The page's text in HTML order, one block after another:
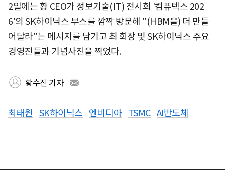
2일에는 황 CEO가 정보기술(IT) 전시회 '컴퓨텍스 202
6'의 SK하이닉스 부스를 깜짝 방문해 "(HBM을) 더 만들
어달라"는 메시지를 남기고 최 회장 및 SK하이닉스 주요
경영진들과 기념사진을 찍었다.
황수진 기자
최태원 SK하이닉스 엔비디아 TSMC AI반도체